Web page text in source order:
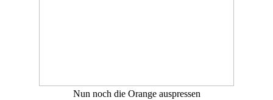
Nun noch die Orange auspressen